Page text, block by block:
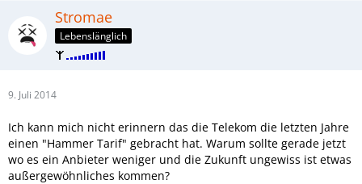
Stromae
Lebenslänglich
9. Juli 2014
Ich kann mich nicht erinnern das die Telekom die letzten Jahre
einen "Hammer Tarif" gebracht hat. Warum sollte gerade jetzt
wo es ein Anbieter weniger und die Zukunft ungewiss ist etwas
außergewöhnliches kommen?